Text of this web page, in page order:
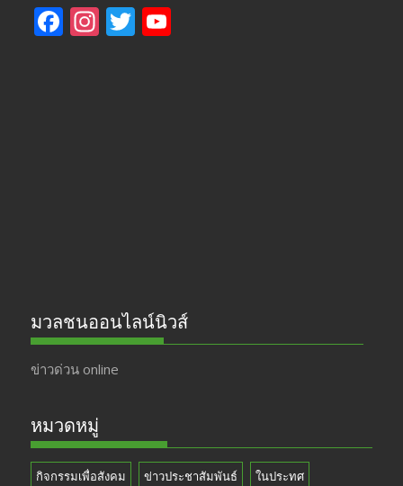
F In T
มวลชนออนไลน์นิวส์
ข่าวด่วน online
หมวดหมู่
กิจกรรมเพื่อสังคม ข่าวประชาสัมพันธ์ ในประทศ